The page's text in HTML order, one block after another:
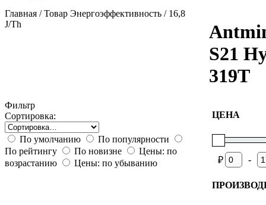
Главная / Товар Энергоэффективность / 16,8
J/Th
S21
319T
Фильтр
Сортировка:
По умолчанию
По популярности
По рейтингу
По новизне
Цены: по
возрастанию
Цены: по убыванию
ЦЕНА
₽ -